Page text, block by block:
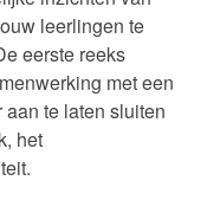
leerlingen te
eerste reeks
met een
te laten sluiten
het